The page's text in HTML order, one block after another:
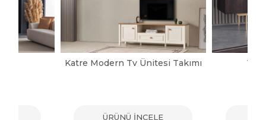
Katre Modern Tv Ünitesi Takımı
ÜRÜNÜ İNCELE